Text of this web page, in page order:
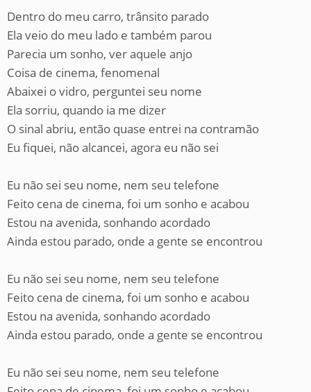
Dentro do meu carro, trânsito parado
Ela veio do meu lado e também parou
Parecia um sonho, ver aquele anjo
Coisa de cinema, fenomenal
Abaixei o vidro, perguntei seu nome
Ela sorriu, quando ia me dizer
O sinal abriu, então quase entrei na contramão
Eu fiquei, não alcancei, agora eu não sei
Eu não sei seu nome, nem seu telefone
Feito cena de cinema, foi um sonho e acabou
Estou na avenida, sonhando acordado
Ainda estou parado, onde a gente se encontrou
Eu não sei seu nome, nem seu telefone
Feito cena de cinema, foi um sonho e acabou
Estou na avenida, sonhando acordado
Ainda estou parado, onde a gente se encontrou
Eu não sei seu nome, nem seu telefone